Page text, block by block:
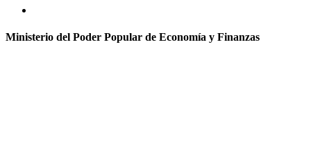
Ministerio del Poder Popular de Economía y Finanzas